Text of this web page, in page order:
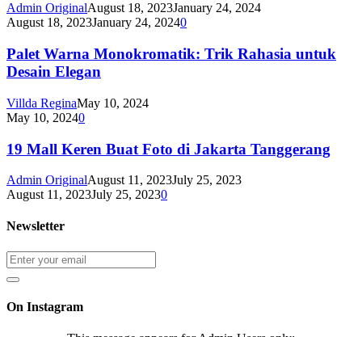
Admin OriginalAugust 18, 2023January 24, 2024
August 18, 2023January 24, 20240
Palet Warna Monokromatik: Trik Rahasia untuk
Desain Elegan
Villda ReginaMay 10, 2024
May 10, 20240
19 Mall Keren Buat Foto di Jakarta Tanggerang
Admin OriginalAugust 11, 2023July 25, 2023
August 11, 2023July 25, 20230
Newsletter
On Instagram